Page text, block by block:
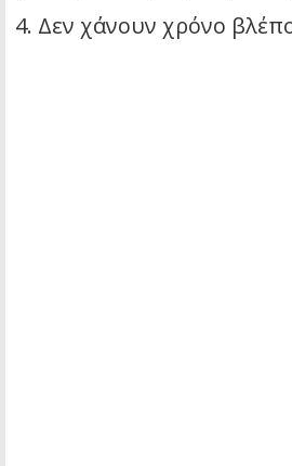
4. Δεν χάνουν χρόνο